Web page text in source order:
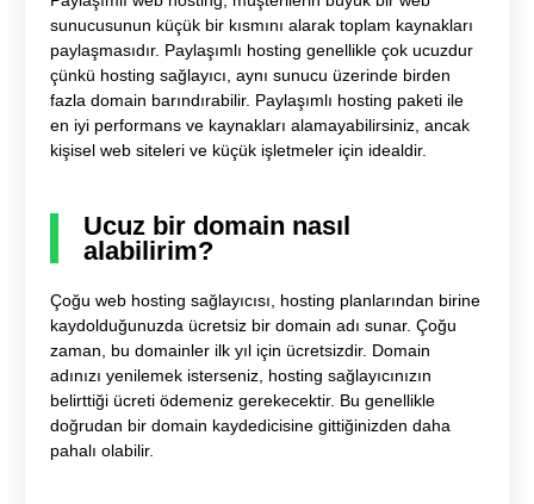
sunucusunun küçük bir kısmını alarak toplam kaynakları
paylaşmasıdır. Paylaşımlı hosting genellikle çok ucuzdur
çünkü hosting sağlayıcı, aynı sunucu üzerinde birden
fazla domain barındırabilir. Paylaşımlı hosting paketi ile
en iyi performans ve kaynakları alamayabilirsiniz, ancak
kişisel web siteleri ve küçük işletmeler için idealdir.
Ucuz bir domain nasıl
alabilirim?
Çoğu web hosting sağlayıcısı, hosting planlarından birine
kaydolduğunuzda ücretsiz bir domain adı sunar. Çoğu
zaman, bu domainler ilk yıl için ücretsizdir. Domain
adınızı yenilemek isterseniz, hosting sağlayıcınızın
belirttiği ücreti ödemeniz gerekecektir. Bu genellikle
doğrudan bir domain kaydedicisine gittiğinizden daha
pahalı olabilir.